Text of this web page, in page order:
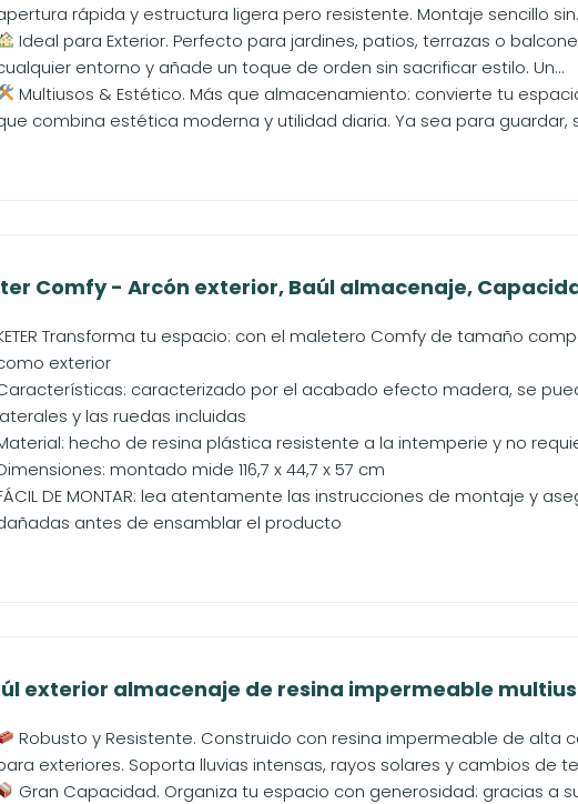
rápida y estructura ligera pero resistente. Montaje sencillo
Ideal para Exterior. Perfecto para jardines, patios, terrazas o
entorno y añade un toque de orden sin sacrificar estilo. Un...
Multiusos & Estético. Más que almacenamiento: convierte tu
combina estética moderna y utilidad diaria. Ya sea para guardar,
Comfy - Arcón exterior, Baúl almacenaje,
Transforma tu espacio: con el maletero Comfy de tamaño
exterior
caracterizado por el acabado efecto madera, se
y las ruedas incluidas
hecho de resina plástica resistente a la intemperie y no
montado mide 116,7 x 44,7 x 57 cm
DE MONTAR: lea atentamente las instrucciones de montaje y
antes de ensamblar el producto
exterior almacenaje de resina impermeable
Robusto y Resistente. Construido con resina impermeable de alta
exteriores. Soporta lluvias intensas, rayos solares y cambios de
Gran Capacidad. Organiza tu espacio con generosidad: gracias a